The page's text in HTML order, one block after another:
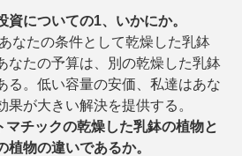
資についての1、いかにか。
なたの条件として乾燥した乳鉢
なたの予算は、別の乾燥した乳鉢
る。低い容量の安価、私達はあな
果が大きい解決を提供する。
マチックの乾燥した乳鉢の植物と
植物の違いであるか。